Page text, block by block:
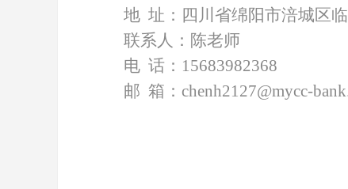
地 址：四川省绵阳市涪城区
联系人：陈老师
电 话： 15683982368
邮 箱： chenh2127@mycc-